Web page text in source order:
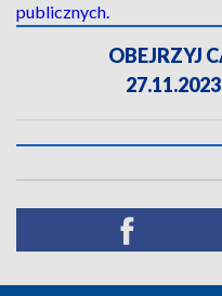
publicznych.
OBEJRZYJ